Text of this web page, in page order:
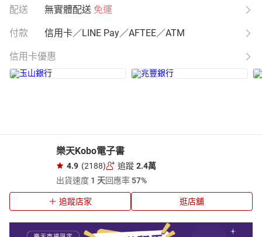
配送 無實體配送 免運
付款 信用卡／LINE Pay／AFTEE／ATM
信用卡優惠
樂天Kobo電子書
4.9 (2188) 追蹤 2.4萬
出貨速度 1 天回應率57%
追蹤店家 逛店舖